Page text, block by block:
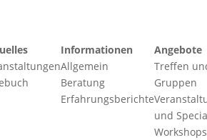
Informationen
Allgemein
Beratung
Erfahrungsberichte
Angebote
Treffen
Gruppen
und